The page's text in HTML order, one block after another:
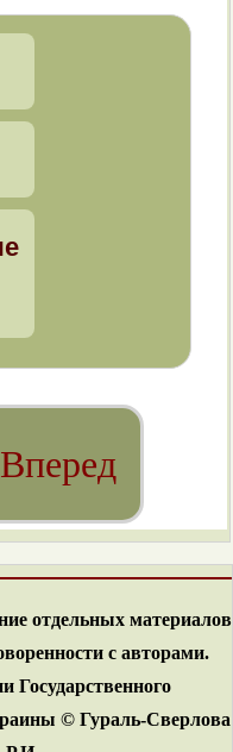
Вперед
отдельных материалов
с авторами.
Государственного
© Гураль-Сверлова